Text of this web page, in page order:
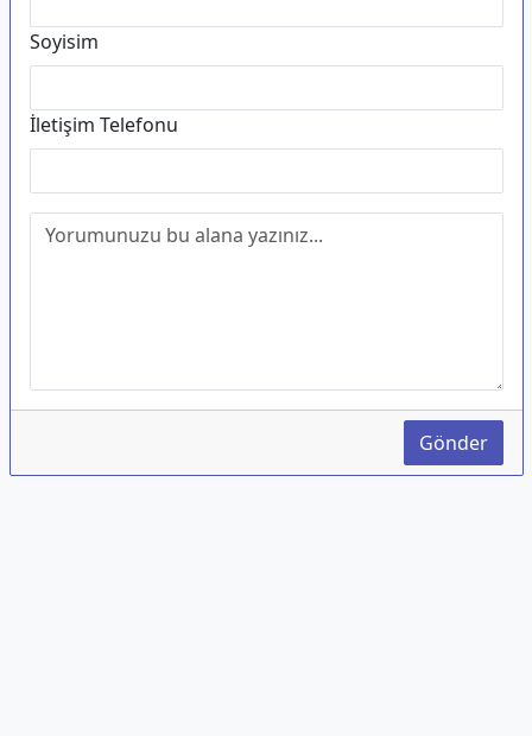
Soyisim
İletişim Telefonu
Gönder